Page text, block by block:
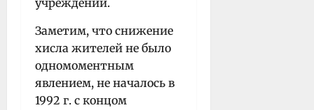
учреждений.
Заметим, что снижение
xисла жителей не было
одномоментным
явлением, не началось в
1992 г. с концом